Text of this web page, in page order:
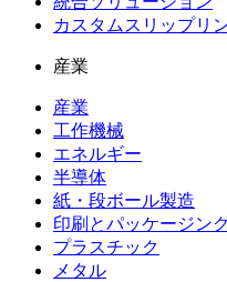
カスタムスリップリ
産業
産業
工作機械
エネルギー
半導体
紙・段ボール製造
印刷とパッケージン
プラスチック
メタル